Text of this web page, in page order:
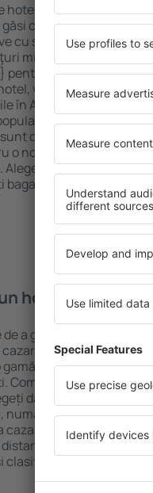
hoteluri disponibile în
cazare potrivită
cu standarde ȋnalte
mici? Cu ajutorul
pentru orice buget!
verificați metodele
în Arad sunt situate atât
cât și puțin mai
disponibile pentru o
o noapte atunci când
Alegeți hotelul care vi se
pentru o
hotel în Arad?
a găsi un hotel în Arad
eSky. Baza mare
largă de opţiuni
Completați câmpurile
data de check-in și
numărul de camere şi
cazarea disponibilă ȋn
de la hotel ȋn
clasificarea hotelului.